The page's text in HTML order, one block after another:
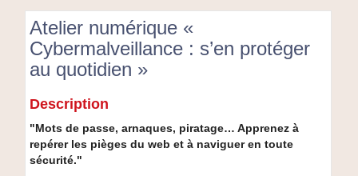
Atelier numérique «
Cybermalveillance : s’en protéger
au quotidien »
numérique
«
Cybermalveillance
:
Description
"Mots de passe, arnaques, piratage… Apprenez à
repérer les pièges du web et à naviguer en toute
sécurité."